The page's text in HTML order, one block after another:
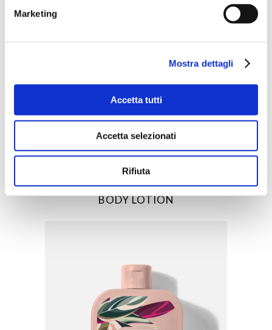
Marketing
Mostra dettagli
Accetta tutti
Accetta selezionati
Rifiuta
ACQUISTA PRODOTTO
RITUENA | ESTATE SICILIANA
BODY LOTION